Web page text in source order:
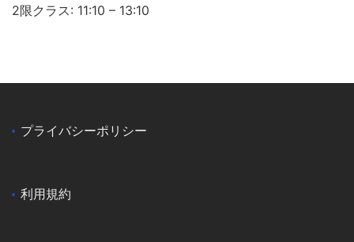
2限クラス: 11:10 – 13:10
プライバシーポリシー
利用規約